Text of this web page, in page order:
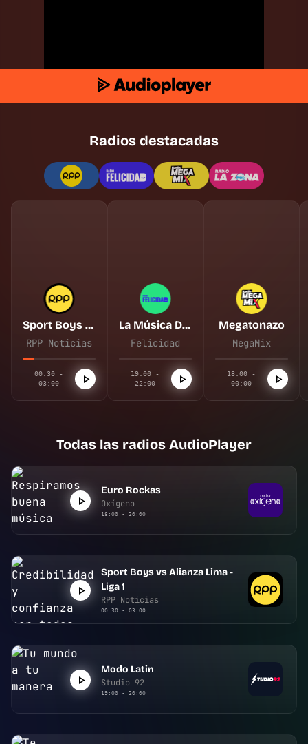
Radios destacadas
Sport Boys vs Alianza Lima - Liga 1
RPP Noticias
00:30 -
03:00
La Música De Tu Vida
Felicidad
19:00 -
22:00
Megatonazo
MegaMix
18:00 -
00:00
Todas las radios AudioPlayer
Euro Rockas
Oxígeno
18:00 - 20:00
Sport Boys vs Alianza Lima -
Liga 1
RPP Noticias
00:30 - 03:00
Modo Latin
Studio 92
19:00 - 20:00